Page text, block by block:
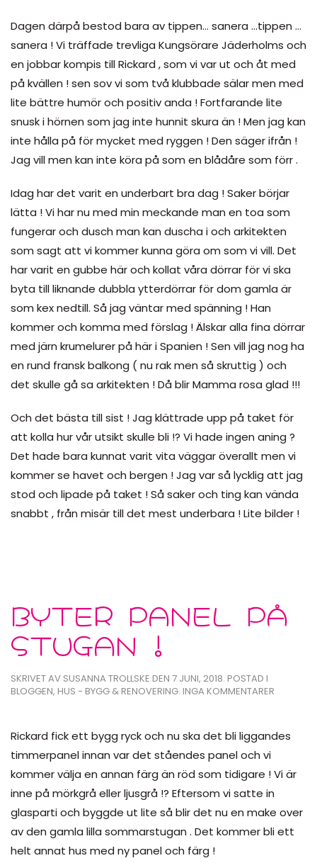
Dagen därpå bestod bara av tippen… sanera …tippen …
sanera ! Vi träffade trevliga Kungsörare Jäderholms och
en jobbar kompis till Rickard , som vi var ut och åt med
på kvällen ! sen sov vi som två klubbade sälar men med
lite bättre humör och positiv anda ! Fortfarande lite
snusk i hörnen som jag inte hunnit skura än ! Men jag kan
inte hålla på för mycket med ryggen ! Den säger ifrån !
Jag vill men kan inte köra på som en blådåre som förr .
Idag har det varit en underbart bra dag ! Saker börjar
lätta ! Vi har nu med min meckande man en toa som
fungerar och dusch man kan duscha i och arkitekten
som sagt att vi kommer kunna göra om som vi vill. Det
har varit en gubbe här och kollat våra dörrar för vi ska
byta till liknande dubbla ytterdörrar för dom gamla är
som kex nedtill. Så jag väntar med spänning ! Han
kommer och komma med förslag ! Älskar alla fina dörrar
med järn krumelurer på här i Spanien ! Sen vill jag nog ha
en rund fransk balkong ( nu rak men så skruttig ) och
det skulle gå sa arkitekten ! Då blir Mamma rosa glad !!!
Och det bästa till sist ! Jag klättrade upp på taket för
att kolla hur vår utsikt skulle bli !? Vi hade ingen aning ?
Det hade bara kunnat varit vita väggar överallt men vi
kommer se havet och bergen ! Jag var så lycklig att jag
stod och lipade på taket ! Så saker och ting kan vända
snabbt , från misär till det mest underbara ! Lite bilder !
BYTER PANEL PÅ
STUGAN !
SKRIVET AV SUSANNA TROLLSKE DEN 7 JUNI, 2018. POSTAD I
BLOGGEN, HUS - BYGG & RENOVERING. INGA KOMMENTARER
PÅ
STUGAN
Rickard fick ett bygg ryck och nu ska det bli liggandes
timmerpanel innan var det ståendes panel och vi
kommer välja en annan färg än röd som tidigare ! Vi är
inne på mörkgrå eller ljusgrå !? Eftersom vi satte in
glasparti och byggde ut lite så blir det nu en make over
av den gamla lilla sommarstugan . Det kommer bli ett
helt annat hus med ny panel och färg !